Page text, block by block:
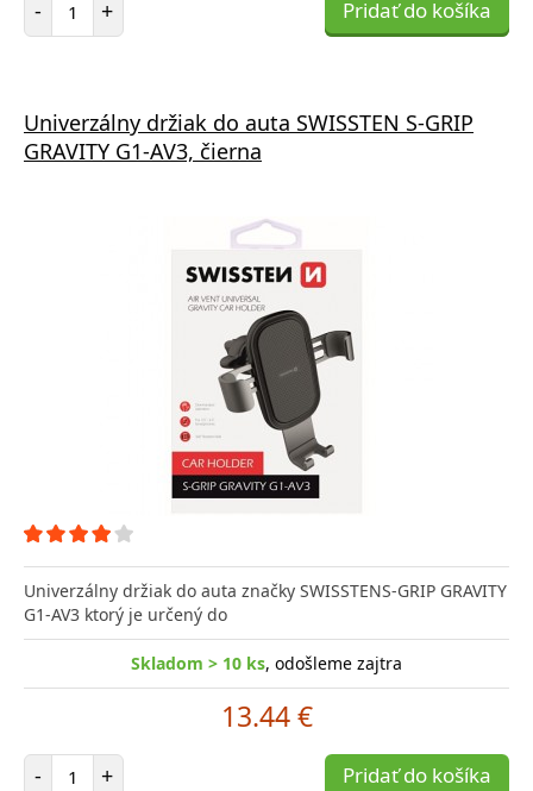
- + Pridať do košíka
Univerzálny držiak do auta SWISSTEN S-GRIP
GRAVITY G1-AV3, čierna
Univerzálny držiak do auta značky SWISSTENS-GRIP GRAVITY
G1-AV3 ktorý je určený do
Skladom > 10 ks, odošleme zajtra
13.44 €
- Počet položiek
+ Pridať do košíka